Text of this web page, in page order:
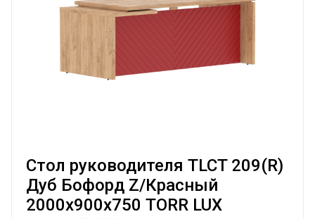
Стол руководителя TLCT 209(R)
Дуб Бофорд Z/Красный
2000х900х750 TORR LUX